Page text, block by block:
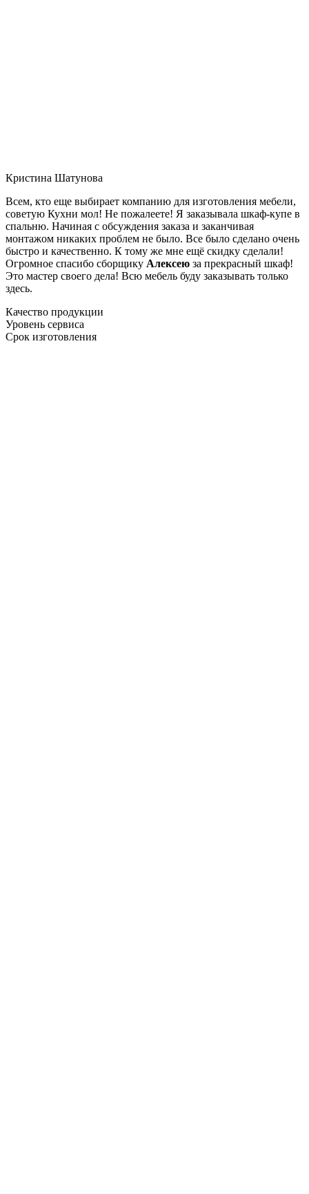
Кристина Шатунова
Всем, кто еще выбирает компанию для изготовления мебели,
советую Кухни мол! Не пожалеете! Я заказывала шкаф-купе в
спальню. Начиная с обсуждения заказа и заканчивая
монтажом никаких проблем не было. Все было сделано очень
быстро и качественно. К тому же мне ещё скидку сделали!
Огромное спасибо сборщику Алексею за прекрасный шкаф!
Это мастер своего дела! Всю мебель буду заказывать только
здесь.
Качество продукции
Уровень сервиса
Срок изготовления